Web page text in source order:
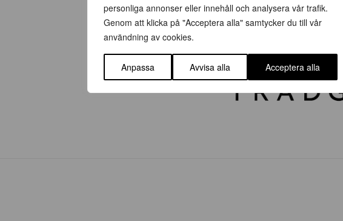
personliga annonser eller innehåll och analysera vår trafik.
Genom att klicka på "Acceptera alla" samtycker du till vår
användning av cookies.
Anpassa Avvisa alla Acceptera alla